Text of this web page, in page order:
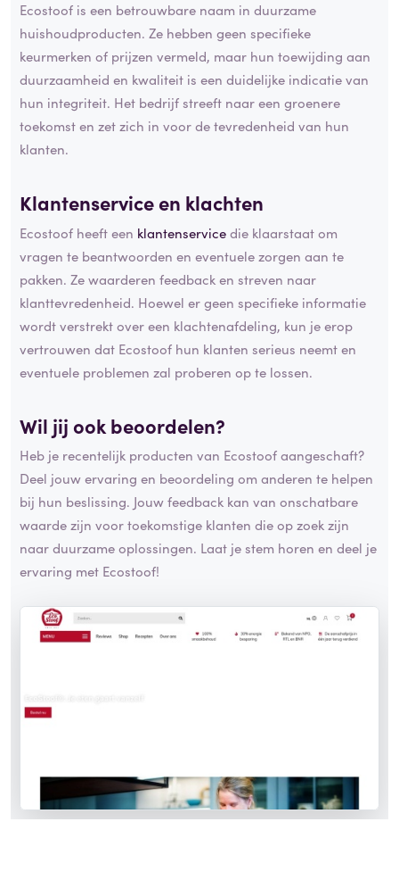
Ecostoof is een betrouwbare naam in duurzame
huishoudproducten. Ze hebben geen specifieke
keurmerken of prijzen vermeld, maar hun toewijding aan
duurzaamheid en kwaliteit is een duidelijke indicatie van
hun integriteit. Het bedrijf streeft naar een groenere
toekomst en zet zich in voor de tevredenheid van hun
klanten.
Klantenservice en klachten
Ecostoof heeft een klantenservicedie klaarstaat om
vragen te beantwoorden en eventuele zorgen aan te
pakken. Ze waarderen feedback en streven naar
klanttevredenheid. Hoewel er geen specifieke informatie
wordt verstrekt over een klachtenafdeling, kun je erop
vertrouwen dat Ecostoof hun klanten serieus neemt en
eventuele problemen zal proberen op te lossen.
Wil jij ook beoordelen?
Heb je recentelijk producten van Ecostoof aangeschaft?
Deel jouw ervaring en beoordeling om anderen te helpen
bij hun beslissing. Jouw feedback kan van onschatbare
waarde zijn voor toekomstige klanten die op zoek zijn
naar duurzame oplossingen. Laat je stem horen en deel je
ervaring met Ecostoof!